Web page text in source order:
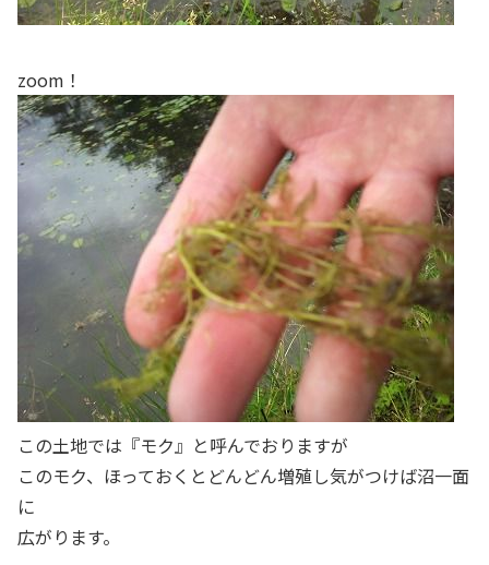
zoom！
この土地では『モク』と呼んでおりますが
このモク、ほっておくとどんどん増殖し気がつけば沼一面
に
広がります。